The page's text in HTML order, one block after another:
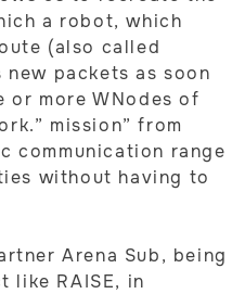
a robot, which
(also called
packets as soon
more WNodes of
mission” from
communication range
without having to
Arena Sub, being
RAISE, in